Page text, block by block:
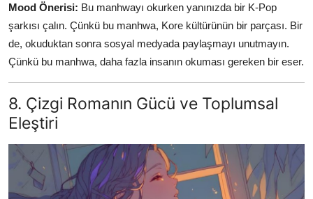
Mood Önerisi: Bu manhwayı okurken yanınızda bir K-Pop
şarkısı çalın. Çünkü bu manhwa, Kore kültürünün bir parçası. Bir
de, okuduktan sonra sosyal medyada paylaşmayı unutmayın.
Çünkü bu manhwa, daha fazla insanın okuması gereken bir eser.
8. Çizgi Romanın Gücü ve Toplumsal
Eleştiri